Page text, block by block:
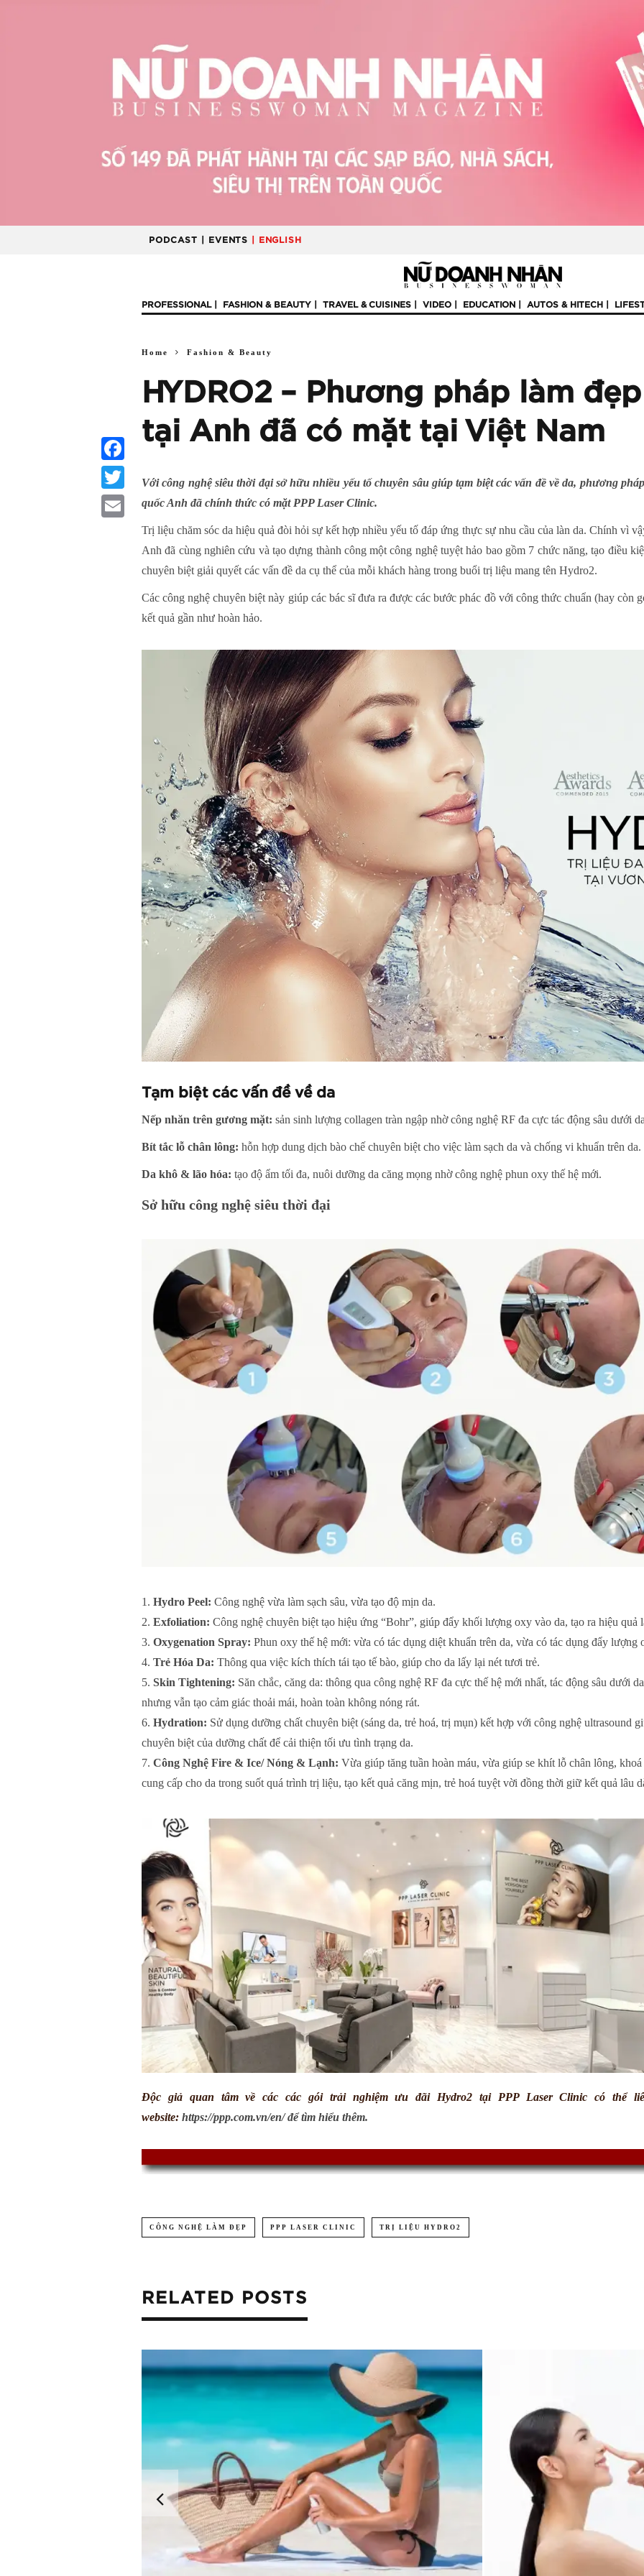
PODCAST | EVENTS | ENGLISH
PROFESSIONAL FASHION & BEAUTY TRAVEL & CUISINES VIDEO EDUCATION AUTOS & HITECH
Home Fashion & Beauty
HYDRO2 – Phương pháp làm
tại Anh đã có mặt tại Việt Nam
Với công nghệ siêu thời đại sở hữu nhiều yếu tố chuyên sâu giúp tạm biệt các vấn đề về da, phương
quốc Anh đã chính thức có mặt PPP Laser Clinic.
Trị liệu chăm sóc da hiệu quả đòi hỏi sự kết hợp nhiều yếu tố đáp ứng thực sự nhu cầu của làn da. Chính vì
Anh đã cùng nghiên cứu và tạo dựng thành công một công nghệ tuyệt hảo bao gồm 7 chức năng, tạo điều
chuyên biệt giải quyết các vấn đề da cụ thể của mỗi khách hàng trong buổi trị liệu mang tên Hydro2.
Các công nghệ chuyên biệt này giúp các bác sĩ đưa ra được các bước phác đồ với công thức chuẩn (hay còn
kết quả gần như hoàn hảo.
Tạm biệt các vấn đề về da
Nếp nhăn trên gương mặt: sản sinh lượng collagen tràn ngập nhờ công nghệ RF đa cực tác động sâu dưới
Bít tắc lỗ chân lông: hỗn hợp dung dịch bào chế chuyên biệt cho việc làm sạch da và chống vi khuẩn trên da.
Da khô & lão hóa: tạo độ ẩm tối đa, nuôi dưỡng da căng mọng nhờ công nghệ phun oxy thế hệ mới.
Sở hữu công nghệ siêu thời đại
Hydro Peel: Công nghệ vừa làm sạch sâu, vừa tạo độ mịn da.
Exfoliation: Công nghệ chuyên biệt tạo hiệu ứng “Bohr”, giúp đẩy khối lượng oxy vào da, tạo ra hiệu quả
Oxygenation Spray: Phun oxy thế hệ mới: vừa có tác dụng diệt khuẩn trên da, vừa có tác dụng đẩy
Trẻ Hóa Da: Thông qua việc kích thích tái tạo tế bào, giúp cho da lấy lại nét tươi trẻ.
Skin Tightening: Săn chắc, căng da: thông qua công nghệ RF đa cực thế hệ mới nhất, tác động sâu dưới
nhưng vẫn tạo cảm giác thoải mái, hoàn toàn không nóng rát.
Hydration: Sử dụng dưỡng chất chuyên biệt (sáng da, trẻ hoá, trị mụn) kết hợp với công nghệ ultrasound
chuyên biệt của dưỡng chất để cải thiện tối ưu tình trạng da.
Công Nghệ Fire & Ice/ Nóng & Lạnh: Vừa giúp tăng tuần hoàn máu, vừa giúp se khít lỗ chân lông,
cung cấp cho da trong suốt quá trình trị liệu, tạo kết quả căng mịn, trẻ hoá tuyệt vời đồng thời giữ kết quả lâu
Độc giả quan tâm về các các gói trải nghiệm ưu đãi Hydro2 tại PPP Laser Clinic có thể
website: https://ppp.com.vn/en/ để tìm hiểu thêm.
CÔNG NGHỆ LÀM ĐẸP PPP LASER CLINIC TRỊ LIỆU HYDRO2
RELATED POSTS
Facebook
Twitter